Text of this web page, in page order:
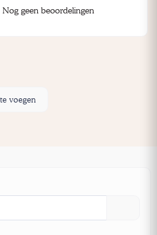
Nog geen beoordelingen
voegen